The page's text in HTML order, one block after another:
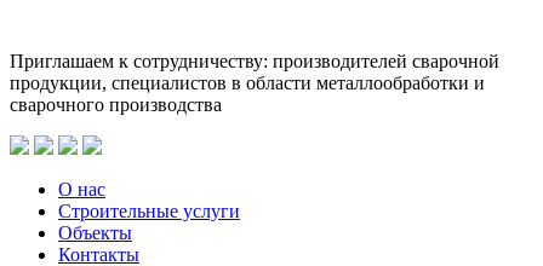
Приглашаем к сотрудничеству: производителей сварочной
продукции, специалистов в области металлообработки и
сварочного производства
О нас
Строительные услуги
Объекты
Контакты